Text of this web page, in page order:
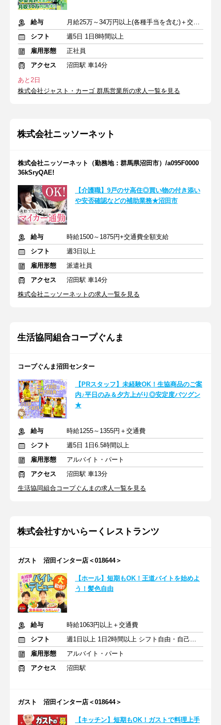
給与
月給25万～34万円以上(各種手当を含む)＋交通費支給
シフト
週5日 1日8時間以上
雇用形態
正社員
アクセス
沼田駅 車14分
あと2日
株式会社ジャスト・カーゴ 群馬営業所の求人一覧を見る
株式会社ニッソーネット
株式会社ニッソーネット（勤務地：群馬県沼田市）/a095F0000
36kSryQAE!
【介護職】9戸のサ高住◎買い物の付き添い
や安否確認などの補助業務★沼田市
給与
時給1500～1875円+交通費全額支給
シフト
週3日以上
雇用形態
派遣社員
アクセス
沼田駅 車14分
株式会社ニッソーネットの求人一覧を見る
生活協同組合コープぐんま
コープぐんま沼田センター
【PRスタッフ】未経験OK！生協商品のご案
内♪平日のみ＆夕方上がり◎安定度バツグン
★
給与
時給1255～1355円＋交通費
シフト
週5日 1日6.5時間以上
雇用形態
アルバイト・パート
アクセス
沼田駅 車13分
生活協同組合コープぐんまの求人一覧を見る
株式会社すかいらーくレストランツ
ガスト 沼田インター店＜018644＞
【ホール】短期もOK！王道バイトを始めよ
う！髪色自由
給与
時給1063円以上＋交通費
シフト
週1日以上 1日2時間以上 シフト自由・自己申告
雇用形態
アルバイト・パート
アクセス
沼田駅
ガスト 沼田インター店＜018644＞
【キッチン】短期もOK！ガストで料理上手